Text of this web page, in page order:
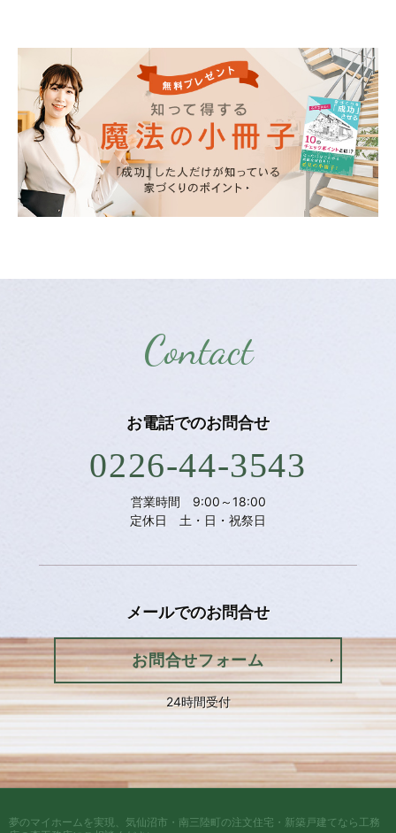
Contact
お電話でのお問合せ
0226-44-3543
営業時間 9:00～18:00
定休日 土・日・祝祭日
メールでのお問合せ
お問合せフォーム
24時間受付
夢のマイホームを実現、 気仙沼市・南三陸町の注文住宅・新築戸建てなら工務